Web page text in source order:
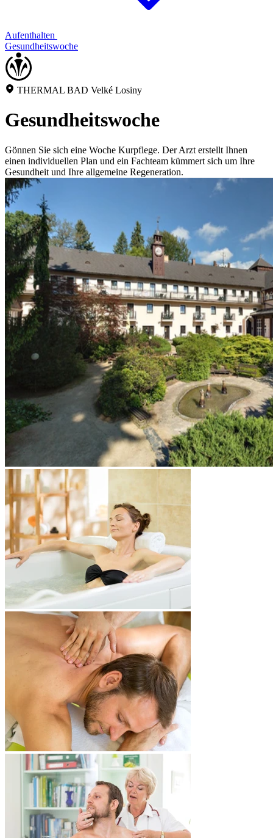
Aufenthalten
Gesundheitswoche
THERMAL BAD Velké Losiny
Gesundheitswoche
Gönnen Sie sich eine Woche Kurpflege. Der Arzt erstellt Ihnen
einen individuellen Plan und ein Fachteam kümmert sich um Ihre
Gesundheit und Ihre allgemeine Regeneration.